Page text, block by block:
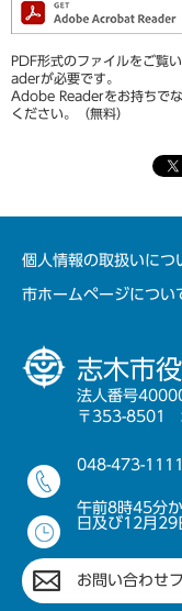
PDF形式のファイルをご覧
aderが必要です。
Adobe Readerをお持ちで
ください。（無料）
個人情報の取扱いにつ
市ホームページについ
志木市
法人番号
〒353-8501
048-473-1111
午前8時45分
日及び12月29
お問い合わせ